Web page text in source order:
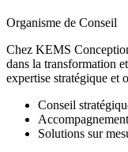
Organisme de Conseil
Chez KEMS
dans la transformation
expertise stratégique et
Conseil
Solutions sur